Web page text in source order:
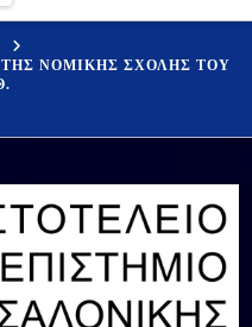
ΤΗΣ ΝΟΜΙΚΗΣ ΣΧΟΛΗΣ ΤΟΥ